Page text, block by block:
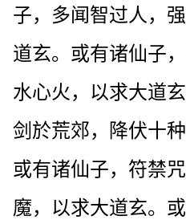
子，多闻智过人，
道玄。或有诸仙子
水心火，以求大道
剑於荒郊，降伏十
或有诸仙子，符禁
魔，以求大道玄。